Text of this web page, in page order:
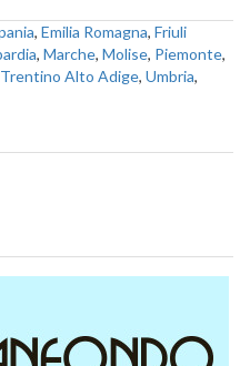
, Emilia Romagna, Friuli
, Marche, Molise, Piemonte,
Trentino Alto Adige, Umbria,